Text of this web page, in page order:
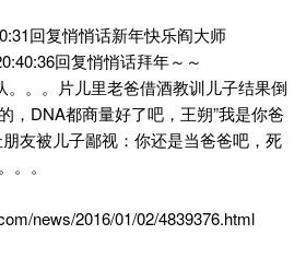
回复悄悄话新年快乐阎大师
回复悄悄话拜年～～
。。。片儿里老爸借酒教训儿子结果倒
，DNA都商量好了吧，王朔”我是你爸
友被儿子鄙视：你还是当爸爸吧，死
。。
news/2016/01/02/4839376.html